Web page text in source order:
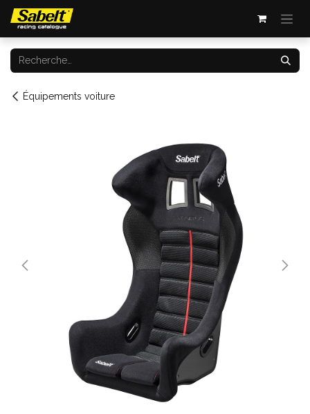
Se rendre au contenu
Équipements voiture